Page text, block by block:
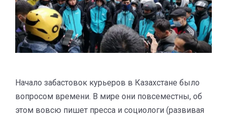
Начало забастовок курьеров в Казахстане было
вопросом времени. В мире они повсеместны, об
этом вовсю пишет пресса и социологи (развивая